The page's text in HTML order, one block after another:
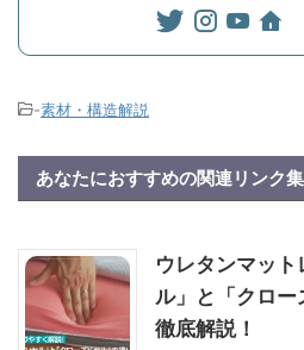
-素材・構造解説
あなたにおすすめの関連リンク集
ウレタンマッ
ル」と「クロー
徹底解説！